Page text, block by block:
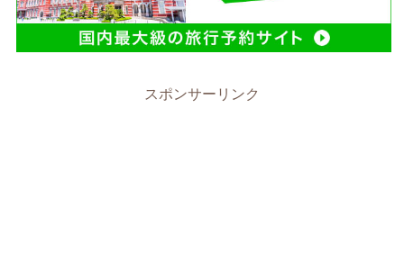
スポンサーリンク